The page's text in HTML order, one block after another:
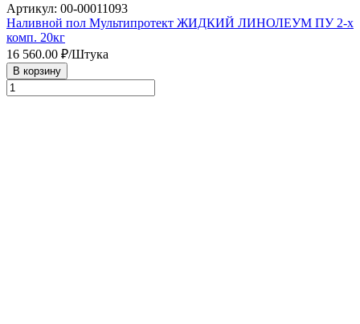
Артикул: 00-00011093
Наливной пол Мультипротект ЖИДКИЙ ЛИНОЛЕУМ ПУ 2-х
комп. 20кг
16 560.00 ₽/Штука
В корзину